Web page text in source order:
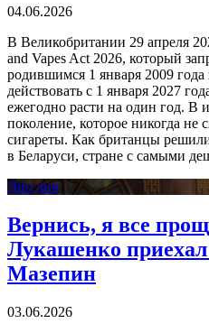
04.06.2026
В Великобритании 29 апреля
and Vapes Act 2026, который
родившимся 1 января 2009
действовать с 1 января 2027
ежегодно расти на один год. В
поколение, которое никогда не
сигареты. Как британцы
в Беларуси, стране с самыми
Дно дня
Вернись, я все
Лукашенко
Мазепин
03.06.2026